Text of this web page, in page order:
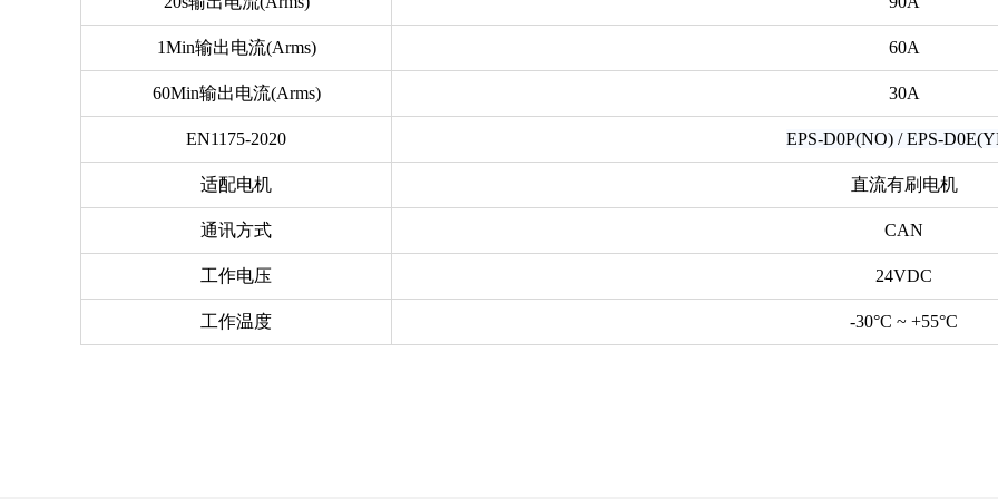
1Min输出电流(Arms) 60A
60Min输出电流(Arms) 30A
EN1175-2020 EPS-D0P(NO) / EPS-
适配电机 直流有刷电机
通讯方式 CAN
工作电压 24VDC
工作温度 -30°C ~ +55°C